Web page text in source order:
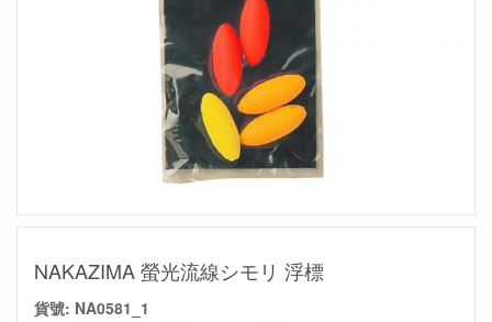
NAKAZIMA 螢光流線シモリ 浮標
貨號: NA0581_1